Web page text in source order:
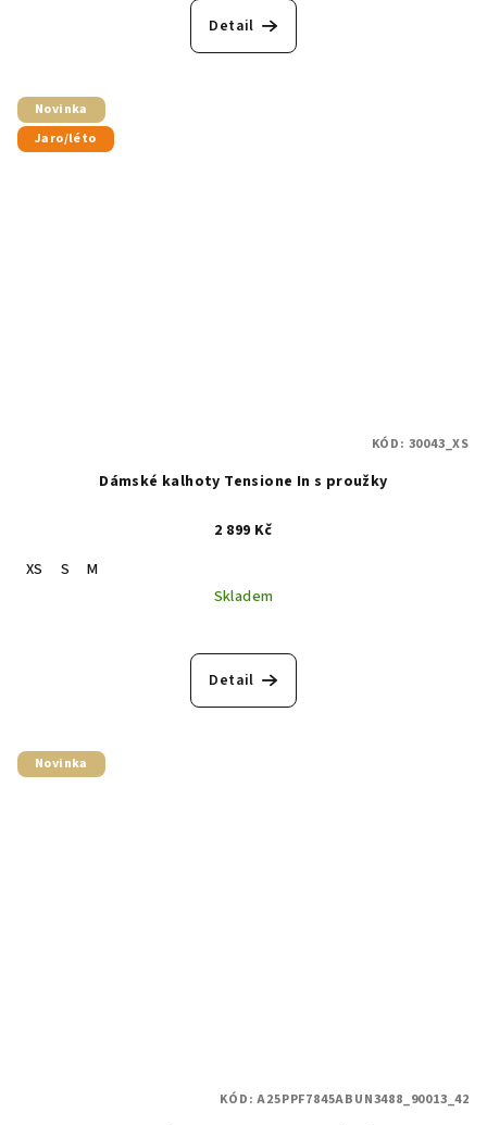
Detail
Novinka
Jaro/léto
Dámské kalhoty Tensione In s proužky
2 899 Kč
XS
S
M
Skladem
Detail
KÓD: 30043_XS
Novinka
KÓD:A25PPF7845ABUN3488_90013_42